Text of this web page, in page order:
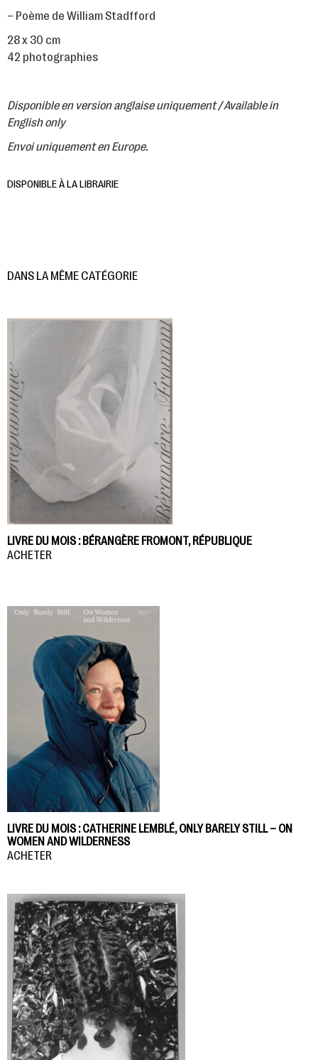
– Poème de William Stadfford
28 x 30 cm
42 photographies
Disponible en version anglaise uniquement / Available in
English only
Envoi uniquement en Europe.
DISPONIBLE À LA LIBRAIRIE
DANS LA MÊME CATÉGORIE
LIVRE DU MOIS : BÉRANGÈRE FROMONT, RÉPUBLIQUE
ACHETER
LIVRE DU MOIS : CATHERINE LEMBLÉ, ONLY BARELY STILL – ON
WOMEN AND WILDERNESS
ACHETER